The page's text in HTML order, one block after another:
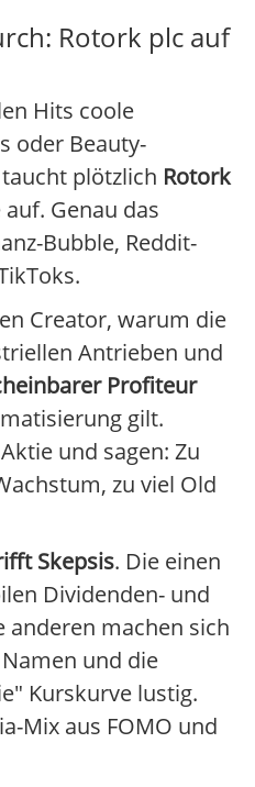
Rotork plc auf
Hits coole
oder Beauty-
plötzlich Rotork
Genau das
Bubble, Reddit-
Creator, warum die
Antrieben und
Profiteur
gilt.
und sagen: Zu
zu viel Old
Skepsis. Die einen
Dividenden- und
machen sich
und die
Kurskurve lustig.
Mix aus FOMO und